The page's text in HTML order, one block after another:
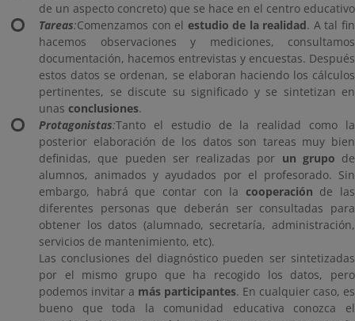
de un aspecto concreto) que se hace en el centro educativo
Tareas:Comenzamos con el estudio de la realidad. A tal fin
hacemos observaciones y mediciones, consultamos
documentación, hacemos entrevistas y encuestas. Después
estos datos se ordenan, se elaboran haciendo los cálculos
pertinentes, se discute su significado y se sintetizan en
unas conclusiones.
Protagonistas:Tanto el estudio de la realidad como la
posterior elaboración de los datos son tareas muy bien
definidas, que pueden ser realizadas por un grupo de
alumnos, animados y ayudados por el profesorado. Sin
embargo, habrá que contar con la cooperación de las
diferentes personas que deberán ser consultadas para
obtener los datos (alumnado, secretaría, administración,
servicios de mantenimiento, etc).
Las conclusiones del diagnóstico pueden ser sintetizadas
por el mismo grupo que ha recogido los datos, pero
podemos invitar a más participantes. En cualquier caso, es
bueno que toda la comunidad educativa conozca el